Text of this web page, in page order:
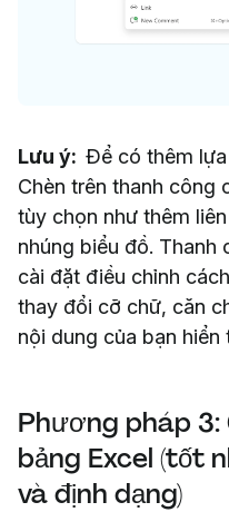
Lưu ý: Để có thêm
Chèn trên thanh công
tùy chọn như thêm
nhúng biểu đồ.
cài đặt điều chỉnh
thay đổi cỡ chữ, căn
nội dung của bạn hiển
Phương pháp 3:
bảng Excel (tốt
và định dạng)